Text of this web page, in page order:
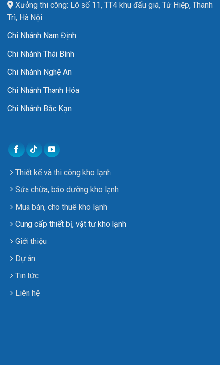
Xưởng thi công: Lô số 11, TT4 khu đấu giá, Tứ Hiệp, Thanh
Trì, Hà Nội.
Chi Nhánh Nam Định
Chi Nhánh Thái Bình
Chi Nhánh Nghệ An
Chi Nhánh Thanh Hóa
Chi Nhánh Bắc Kạn
Thiết kế và thi công kho lạnh
Sửa chữa, bảo dưỡng kho lạnh
Mua bán, cho thuê kho lạnh
Cung cấp thiết bị, vật tư kho lạnh
Giới thiệu
Dự án
Tin tức
Liên hệ